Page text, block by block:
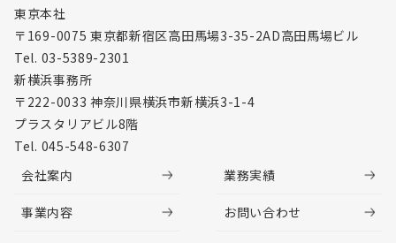
東京本社
〒169-0075 東京都新宿区高田馬場3-35-2AD高田馬場ビル
Tel. 03-5389-2301
新横浜事務所
〒222-0033 神奈川県横浜市新横浜3-1-4
プラスタリアビル8階
Tel. 045-548-6307
会社案内
事業内容
業務実績
お問い合わせ